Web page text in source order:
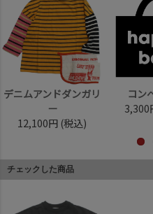
デニムアンドダンガリ
ー
12,100円 (税込)
コン
3,300
チェックした商品